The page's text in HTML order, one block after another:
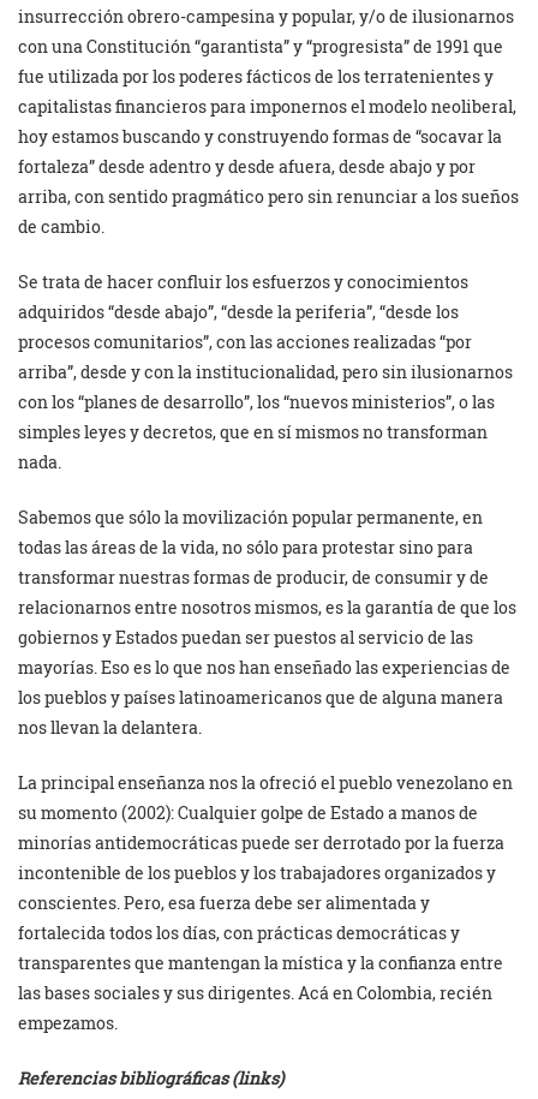
insurrección obrero-campesina y popular, y/o de ilusionarnos
con una Constitución “garantista” y “progresista” de 1991 que
fue utilizada por los poderes fácticos de los terratenientes y
capitalistas financieros para imponernos el modelo neoliberal,
hoy estamos buscando y construyendo formas de “socavar la
fortaleza” desde adentro y desde afuera, desde abajo y por
arriba, con sentido pragmático pero sin renunciar a los sueños
de cambio.
Se trata de hacer confluir los esfuerzos y conocimientos
adquiridos “desde abajo”, “desde la periferia”, “desde los
procesos comunitarios”, con las acciones realizadas “por
arriba”, desde y con la institucionalidad, pero sin ilusionarnos
con los “planes de desarrollo”, los “nuevos ministerios”, o las
simples leyes y decretos, que en sí mismos no transforman
nada.
Sabemos que sólo la movilización popular permanente, en
todas las áreas de la vida, no sólo para protestar sino para
transformar nuestras formas de producir, de consumir y de
relacionarnos entre nosotros mismos, es la garantía de que los
gobiernos y Estados puedan ser puestos al servicio de las
mayorías. Eso es lo que nos han enseñado las experiencias de
los pueblos y países latinoamericanos que de alguna manera
nos llevan la delantera.
La principal enseñanza nos la ofreció el pueblo venezolano en
su momento (2002): Cualquier golpe de Estado a manos de
minorías antidemocráticas puede ser derrotado por la fuerza
incontenible de los pueblos y los trabajadores organizados y
conscientes. Pero, esa fuerza debe ser alimentada y
fortalecida todos los días, con prácticas democráticas y
transparentes que mantengan la mística y la confianza entre
las bases sociales y sus dirigentes. Acá en Colombia, recién
empezamos.
Referencias bibliográficas (links)